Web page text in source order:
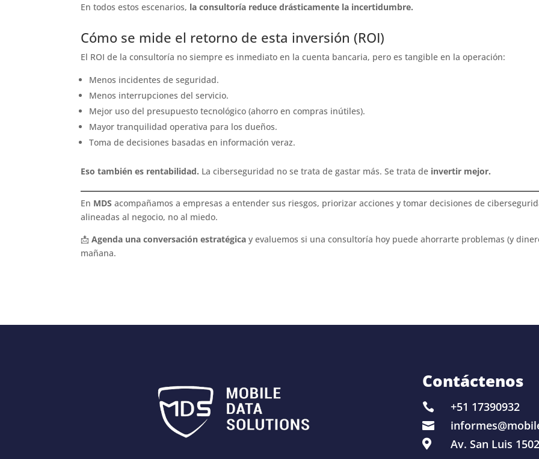
En todos estos escenarios, la consultoría reduce drásticamente la incertidumbre.
Cómo se mide el retorno de esta inversión (ROI)
El ROI de la consultoría no siempre es inmediato en la cuenta bancaria, pero es tangible en la operación:
Menos incidentes de seguridad.
Menos interrupciones del servicio.
Mejor uso del presupuesto tecnológico (ahorro en compras inútiles).
Mayor tranquilidad operativa para los dueños.
Toma de decisiones basadas en información veraz.
Eso también es rentabilidad. La ciberseguridad no se trata de gastar más. Se trata de invertir mejor.
En MDS acompañamos a empresas a entender sus riesgos, priorizar acciones y tomar decisiones de
alineadas al negocio, no al miedo.
📩Agenda una conversación estratégica y evaluemos si una consultoría hoy puede ahorrarte problemas (y
mañana.
Contáctenos
 +51 17390932

 Av. San Luis